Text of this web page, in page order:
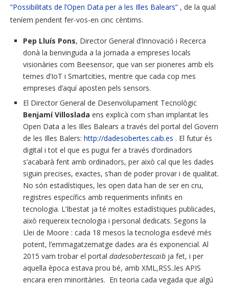
“Possibilitats de l’Open Data per a les Illes Balears” , de la qual
teníem pendent fer-vos-en cinc cèntims.
Pep Lluís Pons, Director General d’Innovació i Recerca
donà la benvinguda a la jornada a empreses locals
visionàries com Beesensor, que van ser pioneres amb els
temes d’IoT i Smartcities, mentre que cada cop mes
empreses d’aquí aposten pels sensors.
El Director General de Desenvolupament Tecnològic
Benjamí Villoslada ens explicà com s’han implantat les
Open Data a les Illes Balears a través del portal del Govern
de les Illes Balers: http://dadesobertes.caib.es . El futur és
digital i tot el que es pugui fer a través d’ordinadors
s’acabarà fent amb ordinadors, per això cal que les dades
siguin precises, exactes, s’han de poder provar i de qualitat.
No són estadístiques, les open data han de ser en cru,
registres específics amb requeriments infinits en
tecnologia. L’Ibestat ja té moltes estadístiques publicades,
això requereix tecnologia i personal dedicats. Segons la
Llei de Moore : cada 18 mesos la tecnologia esdevé més
potent, l’emmagatzematge dades ara és exponencial. Al
2015 vam trobar el portal dadesobertescaib ja fet, i per
aquella època estava prou bé, amb XML,RSS..les APIS
encara eren minoritàries. En teoria cada vegada que algú